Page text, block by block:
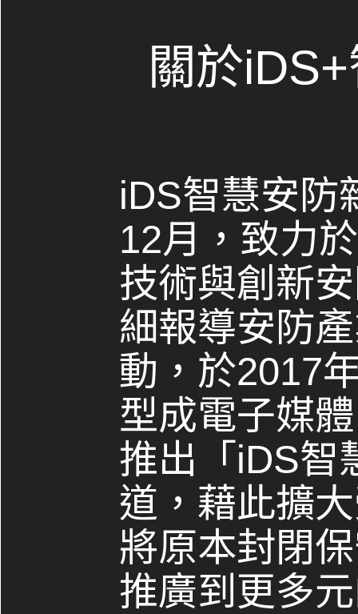
關於
iDS智慧安防
12月，致力
技術與創新
細報導安防
動，於2017
型成電子媒
推出「iDS智
道，藉此擴
將原本封閉
推廣到更多